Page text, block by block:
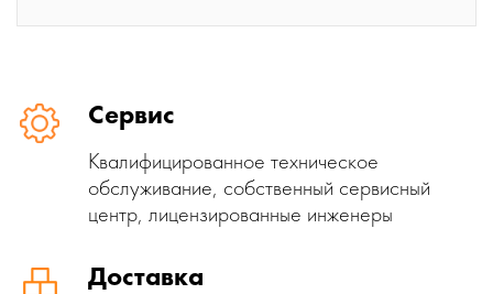
Сервис
Квалифицированное техническое
обслуживание, собственный сервисный
центр, лицензированные инженеры
Доставка